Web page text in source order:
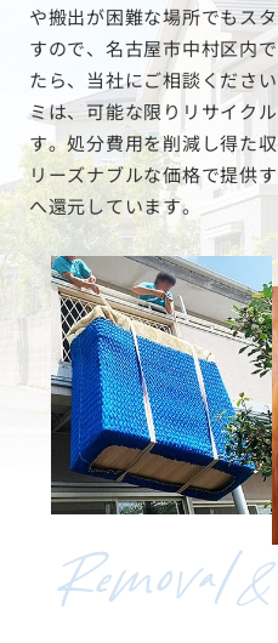
や搬出が困難な場所でもス
すので、名古屋市中村区内
たら、当社にご相談くださ
ミは、可能な限りリサイク
す。処分費用を削減し得た
リーズナブルな価格で提供
へ還元しています。